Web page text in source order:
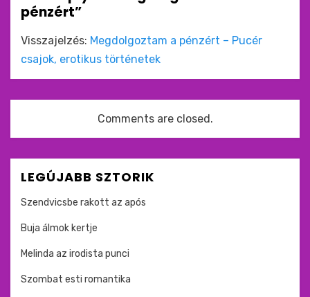
pénzért”
Visszajelzés: Megdolgoztam a pénzért – Pucér
csajok, erotikus történetek
Comments are closed.
LEGÚJABB SZTORIK
Szendvicsbe rakott az após
Buja álmok kertje
Melinda az irodista punci
Szombat esti romantika